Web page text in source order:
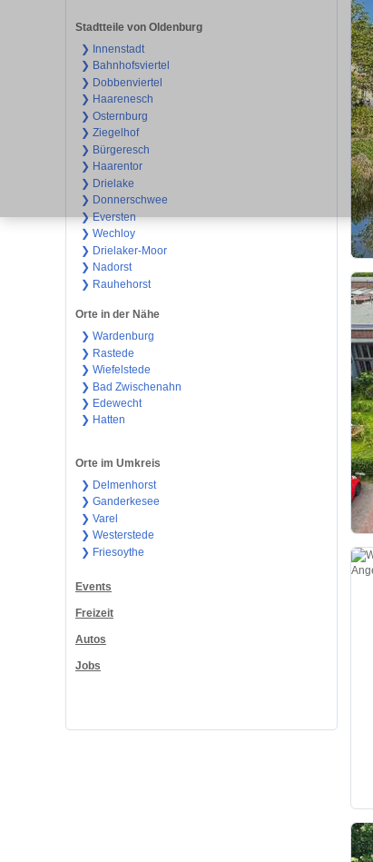
Stadtteile von Oldenburg
❯ Innenstadt
❯ Bahnhofsviertel
❯ Dobbenviertel
❯ Haarenesch
❯ Osternburg
❯ Ziegelhof
❯ Bürgeresch
❯ Haarentor
❯ Drielake
❯ Donnerschwee
❯ Eversten
❯ Wechloy
❯ Drielaker-Moor
❯ Nadorst
❯ Rauhehorst
Orte in der Nähe
❯ Wardenburg
❯ Rastede
❯ Wiefelstede
❯ Bad Zwischenahn
❯ Edewecht
❯ Hatten
Orte im Umkreis
❯ Delmenhorst
❯ Ganderkesee
❯ Varel
❯ Westerstede
❯ Friesoythe
Events
Freizeit
Autos
Jobs